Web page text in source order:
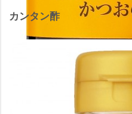
カンタン酢